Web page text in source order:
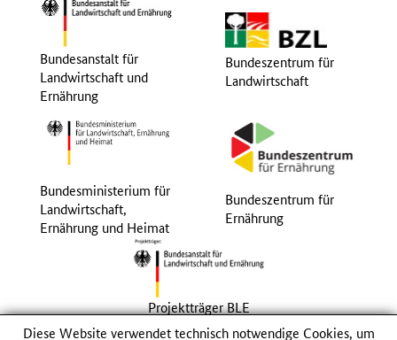
Bundesanstalt für
Landwirtschaft und
Ernährung
Bundeszentrum für
Landwirtschaft
Bundesministerium für
Landwirtschaft,
Ernährung und Heimat
Bundeszentrum für
Ernährung
Projektträger BLE
Diese Website verwendet technisch notwendige Cookies, um